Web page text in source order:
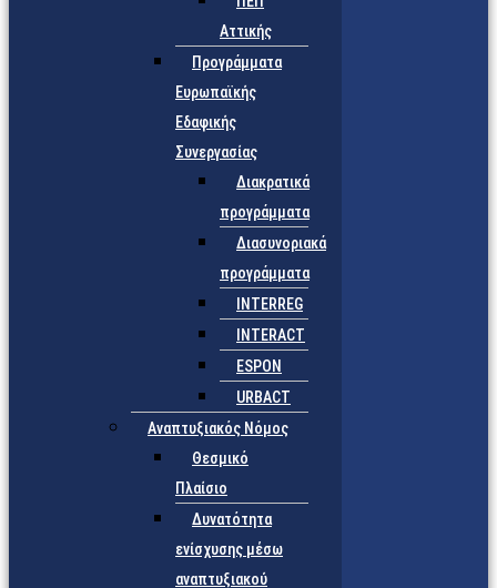
Αττικής
Προγράμματα
Ευρωπαϊκής
Εδαφικής
Συνεργασίας
Διακρατικά
προγράμματα
Διασυνοριακά
προγράμματα
INTERREG
INTERACT
ESPON
URBACT
Αναπτυξιακός Νόμος
Θεσμικό
Πλαίσιο
Δυνατότητα
ενίσχυσης μέσω
αναπτυξιακού